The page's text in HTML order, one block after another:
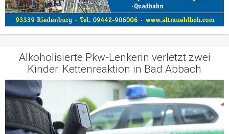
Alkoholisierte Pkw-Lenkerin verletzt zwei
Kinder: Kettenreaktion in Bad Abbach